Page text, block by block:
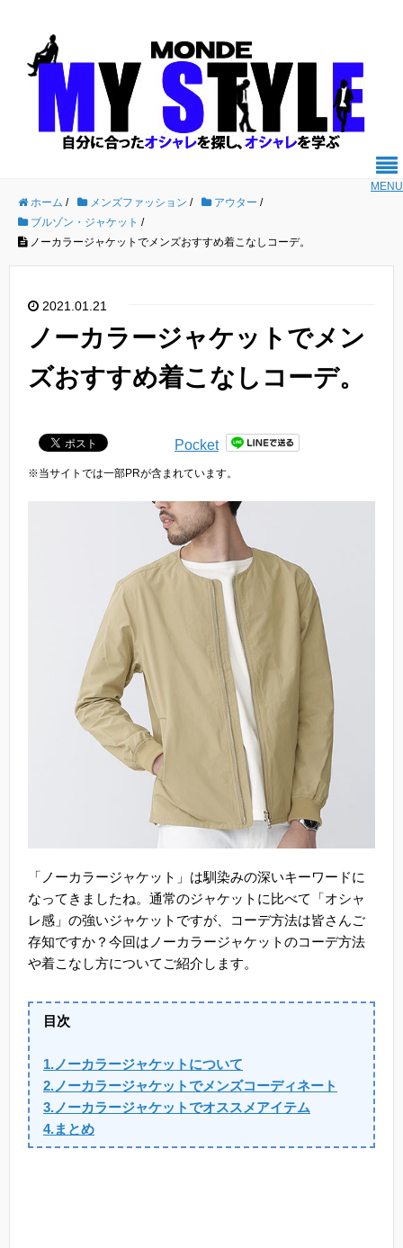
MENU
ホーム / メンズファッション / アウター /
ブルゾン・ジャケット /
ノーカラージャケットでメンズおすすめ着こなしコーデ。
2021.01.21
ノーカラージャケットでメン
ズおすすめ着こなしコーデ。
Pocket
※当サイトでは一部PRが含まれています。
「ノーカラージャケット」は馴染みの深いキーワードに
なってきましたね。通常のジャケットに比べて「オシャ
レ感」の強いジャケットですが、コーデ方法は皆さんご
存知ですか？今回はノーカラージャケットのコーデ方法
や着こなし方についてご紹介します。
目次
1.ノーカラージャケットについて
2.ノーカラージャケットでメンズコーディネート
3.ノーカラージャケットでオススメアイテム
4.まとめ